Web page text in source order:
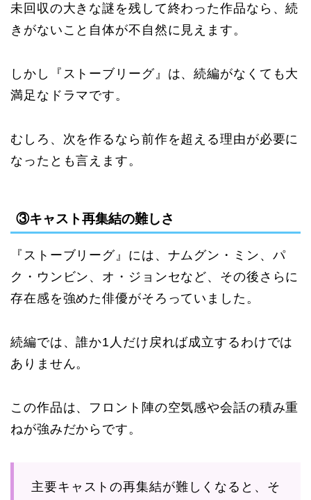
未回収の大きな謎を残して終わった作品なら、続
きがないこと自体が不自然に見えます。
しかし『ストーブリーグ』は、続編がなくても大
満足なドラマです。
むしろ、次を作るなら前作を超える理由が必要に
なったとも言えます。
③キャスト再集結の難しさ
『ストーブリーグ』には、ナムグン・ミン、パ
ク・ウンビン、オ・ジョンセなど、その後さらに
存在感を強めた俳優がそろっていました。
続編では、誰か1人だけ戻れば成立するわけでは
ありません。
この作品は、フロント陣の空気感や会話の積み重
ねが強みだからです。
主要キャストの再集結が難しくなると、そ